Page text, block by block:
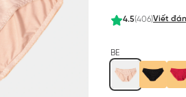
4.5(406)Viết
BE